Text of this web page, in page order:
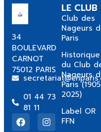
34
BOULEVARD
CARNOT
75012 PARIS
01 44 73
81 11
LE CLUB
Club des
Nageurs
Paris
Historique
du Club
Nageurs
Paris
2025)
Label OR
FFN